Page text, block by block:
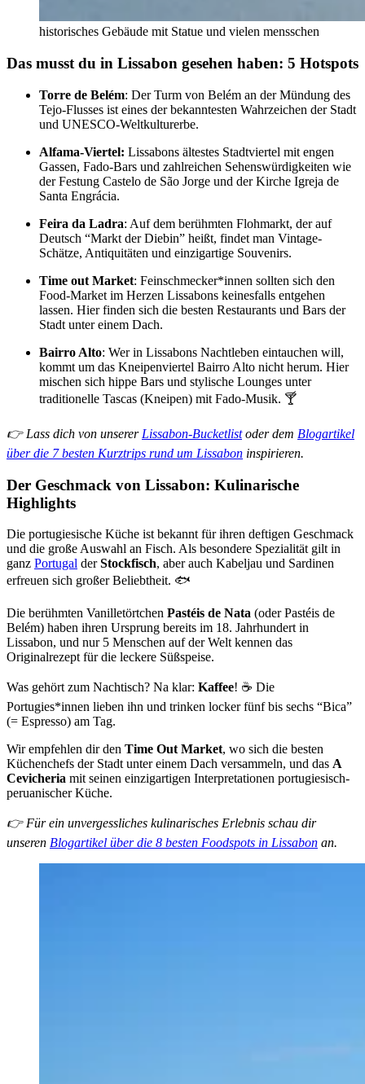
historisches Gebäude mit Statue und vielen mensschen
Das musst du in Lissabon gesehen haben: 5 Hotspots
Torre de Belém: Der Turm von Belém an der Mündung des
Tejo-Flusses ist eines der bekanntesten Wahrzeichen der Stadt
und UNESCO-Weltkulturerbe.
Alfama-Viertel: Lissabons ältestes Stadtviertel mit engen
Gassen, Fado-Bars und zahlreichen Sehenswürdigkeiten wie
der Festung Castelo de São Jorge und der Kirche Igreja de
Santa Engrácia.
Feira da Ladra: Auf dem berühmten Flohmarkt, der auf
Deutsch “Markt der Diebin” heißt, findet man Vintage-
Schätze, Antiquitäten und einzigartige Souvenirs.
Time out Market: Feinschmecker*innen sollten sich den
Food-Market im Herzen Lissabons keinesfalls entgehen
lassen. Hier finden sich die besten Restaurants und Bars der
Stadt unter einem Dach.
Bairro Alto: Wer in Lissabons Nachtleben eintauchen will,
kommt um das Kneipenviertel Bairro Alto nicht herum. Hier
mischen sich hippe Bars und stylische Lounges unter
traditionelle Tascas (Kneipen) mit Fado-Musik. 🍸
👉 Lass dich von unserer Lissabon-Bucketlistoder dem Blogartikel
über die 7 besten Kurztrips rund um Lissabon inspirieren.
Der Geschmack von Lissabon: Kulinarische
Highlights
Die portugiesische Küche ist bekannt für ihren deftigen Geschmack
und die große Auswahl an Fisch. Als besondere Spezialität gilt in
ganz Portugal derStockfisch, aber auch Kabeljau und Sardinen
erfreuen sich großer Beliebtheit. 🐟
Die berühmten Vanilletörtchen Pastéis de Nata (oder Pastéis de
Belém) haben ihren Ursprung bereits im 18. Jahrhundert in
Lissabon, und nur 5 Menschen auf der Welt kennen das
Originalrezept für die leckere Süßspeise.
Was gehört zum Nachtisch? Na klar: Kaffee! ☕ Die
Portugies*innen lieben ihn und trinken locker fünf bis sechs “Bica”
(= Espresso) am Tag.
Wir empfehlen dir den Time Out Market, wo sich die besten
Küchenchefs der Stadt unter einem Dach versammeln, und das A
Cevicheria mit seinen einzigartigen Interpretationen portugiesisch-
peruanischer Küche.
👉 Für ein unvergessliches kulinarisches Erlebnis schau dir
unseren Blogartikel über die 8 besten Foodspots in Lissabon an.